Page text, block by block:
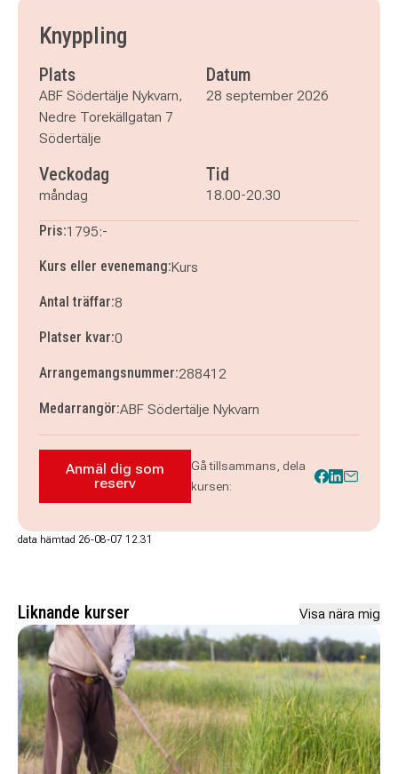
måndag 12 oktober 2026
måndag 19 oktober 2026
måndag 26 oktober 2026
klockan 18.00–20.30
måndag 2 november 2026klockan 18.00–20.30
måndag 9 november 2026
klockan 18.00–20.30
måndag 16 november 2026
Knyppling
Plats
ABF Södertälje Nykvarn,
Nedre Torekällgatan 7
Södertälje
Datum
28 september 2026
Veckodag
måndag
Tid
18.00-20.30
Pris:1795:-
Kurs eller evenemang:Kurs
Antal träffar:8
Platser kvar:0
Arrangemangsnummer:288412
Medarrangör:ABF Södertälje Nykvarn
Anmäl dig som reserv till Knyppling
Anmäl dig som
reserv
Gå tillsammans, dela
kursen:
data hämtad 26-08-07 12.31
Liknande kurser Visa nära mig